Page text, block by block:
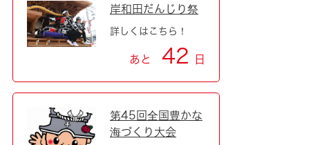
岸和田だんじり祭
詳しくはこちら！
あと 42 日
第45回全国豊かな
海づくり大会